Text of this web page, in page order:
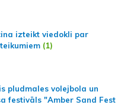
izteikt viedokli par
(1)
pludmales volejbola un
festivāls "Amber Sand Fest